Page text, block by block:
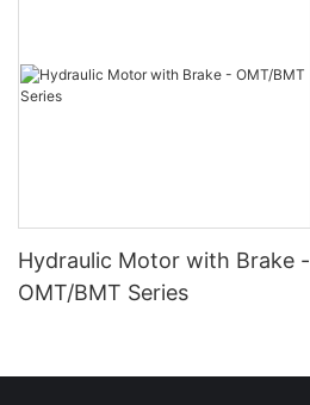
Hydraulic Motor with Brake -
OMT/BMT Series